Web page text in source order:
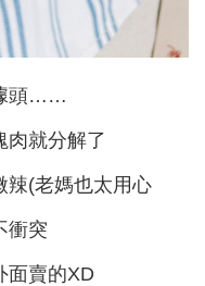
頭……
肉就分解了
辣(老媽也太用心
衝突
面賣的XD